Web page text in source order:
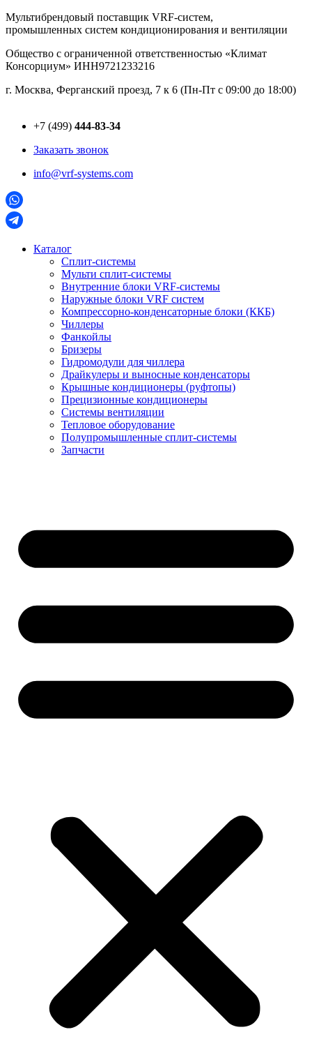
Перейти
к
Мультибрендовый поставщик VRF-cистем,
промышленных систем кондиционирования и вентиляции
Общество с ограниченной ответственностью «Климат
Консорциум» ИНН9721233216
г. Москва, Ферганский проезд, 7 к 6 (Пн-Пт с 09:00 до 18:00)
+7 (499) 444-83-34
Заказать звонок
info@vrf-systems.com
Каталог
Сплит-системы
Мульти сплит-системы
Внутренние блоки VRF-cистемы
Наружные блоки VRF cистем
Компрессорно-конденсаторные блоки (ККБ)
Чиллеры
Фанкойлы
Бризеры
Гидромодули для чиллера
Драйкулеры и выносные конденсаторы
Крышные кондиционеры (руфтопы)
Прецизионные кондиционеры
Системы вентиляции
Тепловое оборудование
Полупромышленные сплит-системы
Запчасти